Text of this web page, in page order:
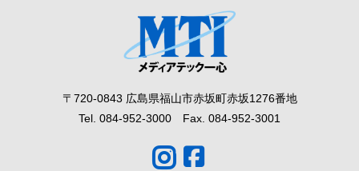
〒720-0843 広島県福山市赤坂町赤坂1276番地
Tel. 084-952-3000 Fax. 084-952-3001